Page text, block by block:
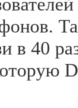
в 40